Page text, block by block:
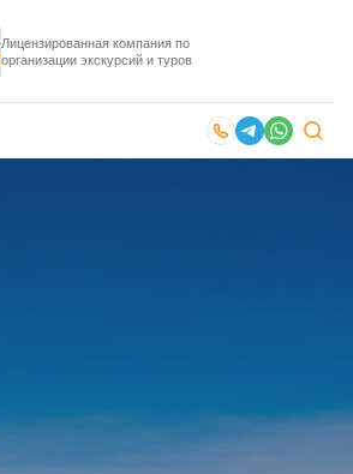
Лицензированная компания по
организации экскурсий и туров